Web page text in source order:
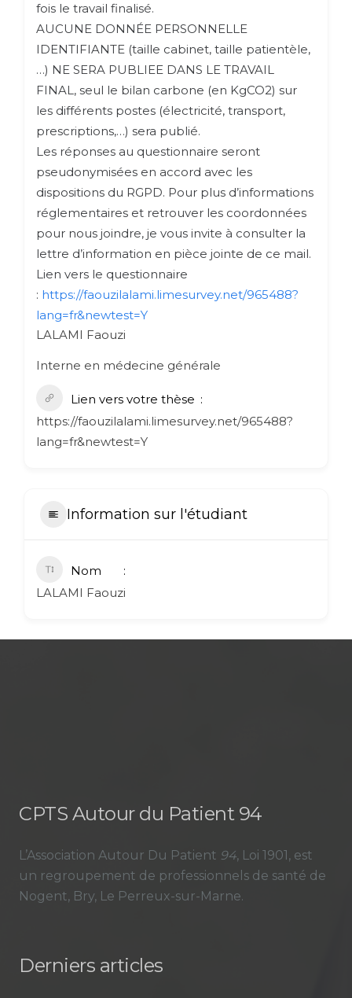
fois le travail finalisé.
AUCUNE DONNÉE PERSONNELLE
IDENTIFIANTE (taille cabinet, taille patientèle,
…) NE SERA PUBLIEE DANS LE TRAVAIL
FINAL, seul le bilan carbone (en KgCO2) sur
les différents postes (électricité, transport,
prescriptions,…) sera publié.
Les réponses au questionnaire seront
pseudonymisées en accord avec les
dispositions du RGPD. Pour plus d’informations
réglementaires et retrouver les coordonnées
pour nous joindre, je vous invite à consulter la
lettre d’information en pièce jointe de ce mail.
Lien vers le questionnaire
: https://faouzilalami.limesurvey.net/965488?
lang=fr&newtest=Y
LALAMI Faouzi
Interne en médecine générale
Lien vers votre thèse
https://faouzilalami.limesurvey.net/965488?
lang=fr&newtest=Y
Information sur l'étudiant
Nom
LALAMI Faouzi
CPTS Autour du Patient 94
L’Association Autour Du Patient 94, Loi 1901, est
un regroupement de professionnels de santé de
Nogent, Bry, Le Perreux-sur-Marne.
Derniers articles